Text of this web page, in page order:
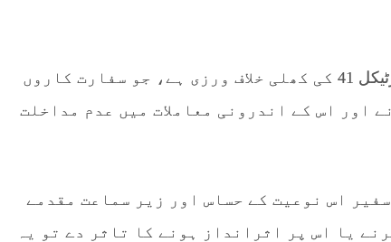
مزید کہا گیا کہ یہ اقدام ویانا کنونشن 1961 کے آرٹیکل 41 کی کھلی خلاف ورزی ہے، جو سفارت کاروں
اور اس کے اندرونی معاملات میں عدم مداخلت
اس نوعیت کے حساس اور زیر سماعت مقدمے
یا اس پر اثرانداز ہونے کا تاثر دے تو یہ